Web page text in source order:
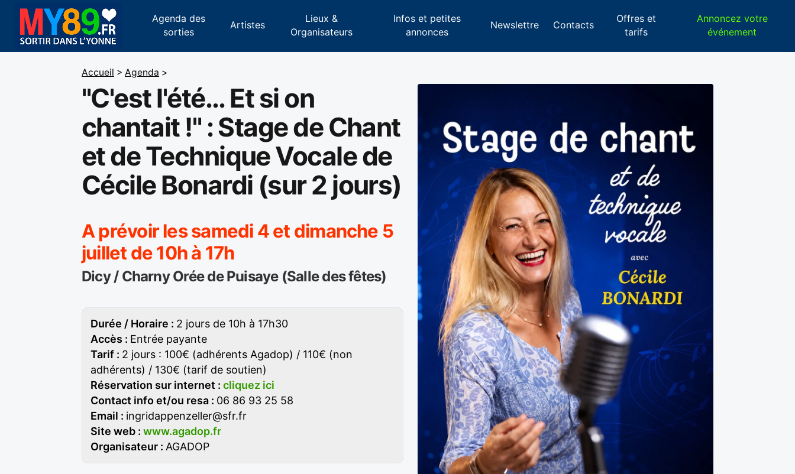
Agenda des
sorties
Artistes
Lieux &
Organisateurs
Infos et petites
annonces
Newslettre Contacts
Offres et
tarifs
Annoncez votre
événement
Accueil > Agenda >
"C'est l'été... Et si on
chantait !" : Stage de Chant
et de Technique Vocale de
Cécile Bonardi (sur 2 jours)
A prévoir les samedi 4 et dimanche 5
juillet de 10h à 17h
Dicy / Charny Orée de Puisaye (Salle des fêtes)
Durée / Horaire : 2 jours de 10h à 17h30
Accès : Entrée payante
Tarif : 2 jours : 100€ (adhérents Agadop) / 110€ (non
adhérents) / 130€ (tarif de soutien)
Réservation sur internet : cliquez ici
Contact info et/ou resa : 06 86 93 25 58
Email : ingridappenzeller@sfr.fr
Site web : www.agadop.fr
Organisateur : AGADOP